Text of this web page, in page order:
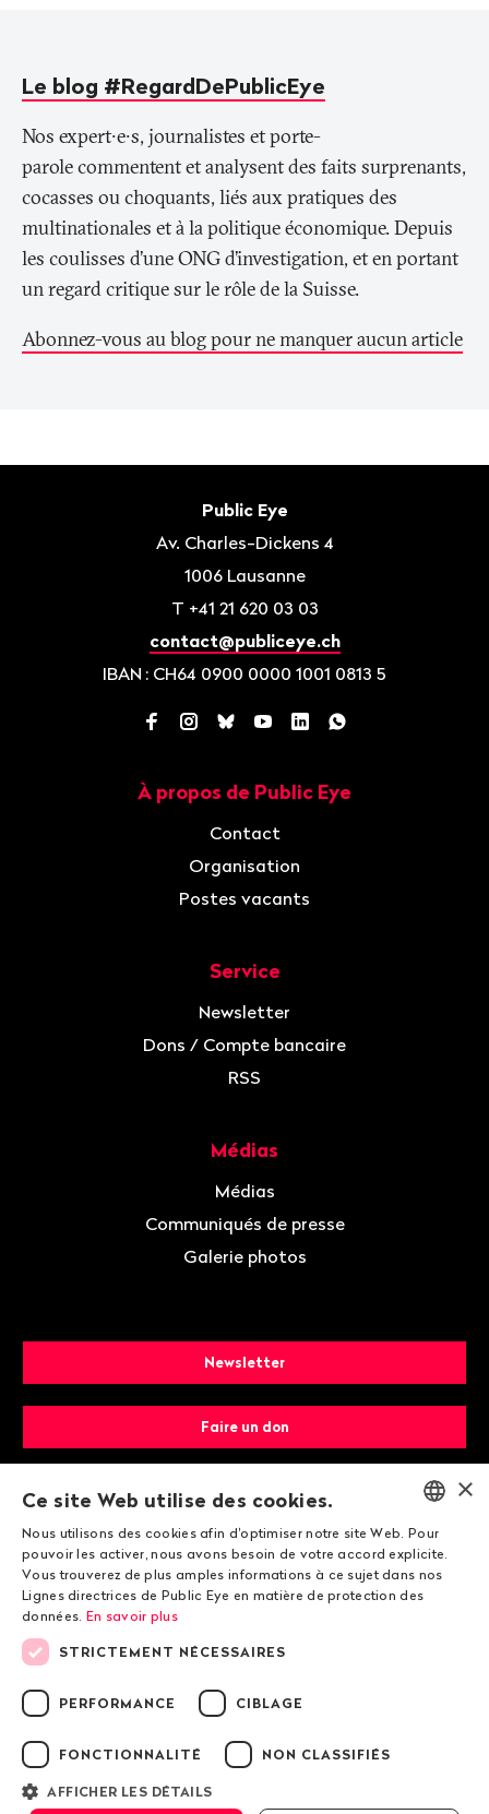
Le blog #RegardDePublicEye
Nos expert∙e∙s, journalistes et porte-
parole commentent et analysent des faits surprenants,
cocasses ou choquants, liés aux pratiques des
multinationales et à la politique économique. Depuis
les coulisses d’une ONG d’investigation, et en portant
un regard critique sur le rôle de la Suisse.
Abonnez-vous au blog pour ne manquer aucun article
Public Eye
Av. Charles-Dickens 4
1006 Lausanne
T +41 21 620 03 03
contact@publiceye.ch
IBAN : CH64 0900 0000 1001 0813 5
Facebook
Instagram
BlueskyYouTube
LinkedInWhatsApp
À propos de Public Eye
Contact
Organisation
Postes vacants
Service
Newsletter
Dons / Compte bancaire
RSS
Médias
Médias
Communiqués de presse
Galerie photos
Newsletter
Faire un don
Devenir membre
© 2026 Public Eye
Mentions légales
Lignes directrices de Public Eye en matière de
ENGLISH
DEUTSCH
×
Ce site Web utilise des cookies.
Nous utilisons des cookies afin d'optimiser notre site Web. Pour
pouvoir les activer, nous avons besoin de votre accord explicite.
Vous trouverez de plus amples informations à ce sujet dans nos
Lignes directrices de Public Eye en matière de protection des
données. En savoir plus
STRICTEMENT NÉCESSAIRES
PERFORMANCE CIBLAGE
FONCTIONNALITÉ NON CLASSIFIÉS
AFFICHER LES DÉTAILS